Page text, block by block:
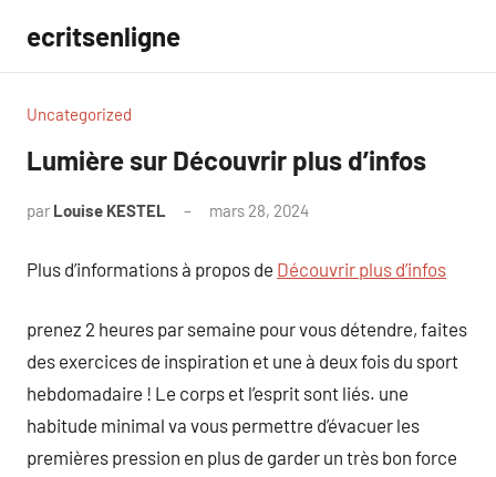
contenu
ecritsenligne
Uncategorized
Lumière sur Découvrir plus d’infos
par Louise KESTEL mars 28, 2024
Plus d’informations à propos de Découvrir plus d’infos
prenez 2 heures par semaine pour vous détendre, faites
des exercices de inspiration et une à deux fois du sport
hebdomadaire ! Le corps et l’esprit sont liés. une
habitude minimal va vous permettre d’évacuer les
premières pression en plus de garder un très bon force